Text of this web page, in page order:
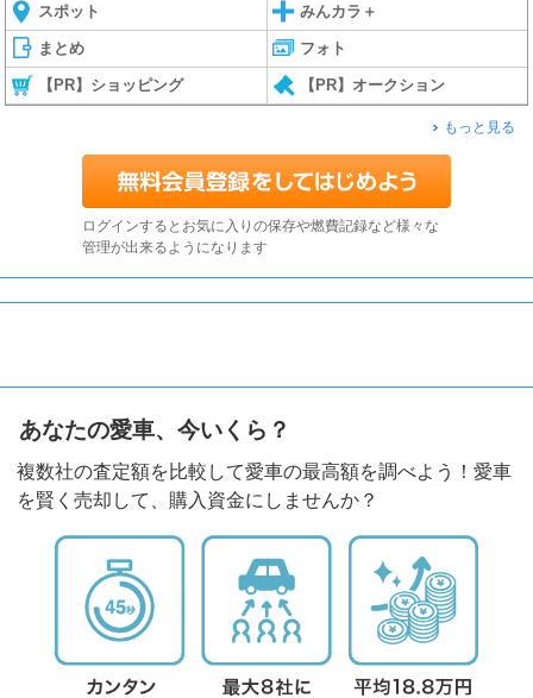
スポット みんカラ＋
まとめ フォト
【PR】ショッピング 【PR】オークション
もっと見る
ログインするとお気に入りの保存や燃費記録など様々な
管理が出来るようになります
あなたの愛車、今いくら？
複数社の査定額を比較して愛車の最高額を調べよう！愛車
を賢く売却して、購入資金にしませんか？